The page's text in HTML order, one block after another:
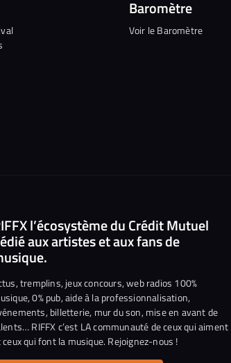
Baromètre
Voir le Baromètre
l’écosystème du Crédit Mutuel
aux artistes et aux fans de
tremplins, jeux concours, web radios 100%
0% pub, aide à la professionnalisation,
billetterie, mur du son, mise en avant de
RIFFX c’est LA communauté de ceux qui aiment
ceux qui font la musique. Rejoignez-nous !